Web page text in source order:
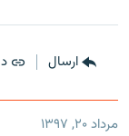
ارسال
مرداد ۲۰, ۱۳۹۷